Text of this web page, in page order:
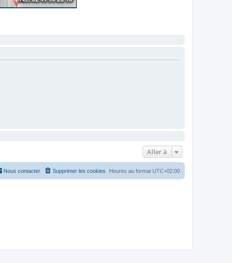
Aller à
Heures au format UTC+02:00
Supprimer les cookies
Nous contacter